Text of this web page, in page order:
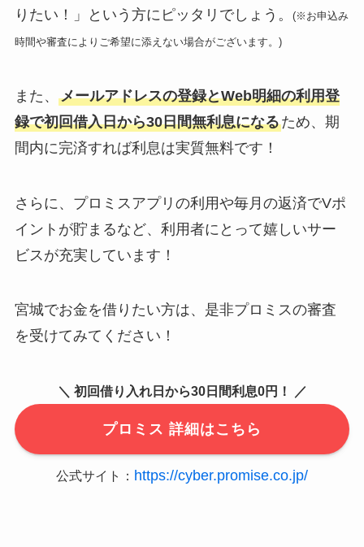
りたい！」という方にピッタリでしょう。 (※お申込み
時間や審査によりご希望に添えない場合がございます。)
また、 メールアドレスの登録とWeb明細の利用登
録で初回借入日から30日間無利息になるため、期
間内に完済すれば利息は実質無料です！
さらに、プロミスアプリの利用や毎月の返済でVポ
イントが貯まるなど、利用者にとって嬉しいサー
ビスが充実しています！
宮城でお金を借りたい方は、是非プロミスの審査
を受けてみてください！
＼ 初回借り入れ日から30日間利息0円！ ／
プロミス 詳細はこちら
公式サイト： https://cyber.promise.co.jp/